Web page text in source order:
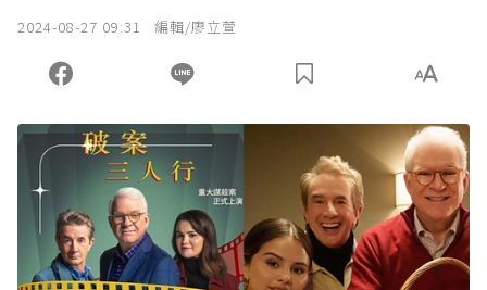
2024-08-27 09:31 編輯/廖立萱